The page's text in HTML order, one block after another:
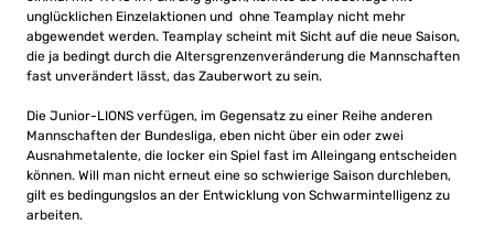
unglücklichen Einzelaktionen und ohne Teamplay nicht mehr
abgewendet werden. Teamplay scheint mit Sicht auf die neue Saison,
die ja bedingt durch die Altersgrenzenveränderung die Mannschaften
fast unverändert lässt, das Zauberwort zu sein.
Die Junior-LIONS verfügen, im Gegensatz zu einer Reihe anderen
Mannschaften der Bundesliga, eben nicht über ein oder zwei
Ausnahmetalente, die locker ein Spiel fast im Alleingang entscheiden
können. Will man nicht erneut eine so schwierige Saison durchleben,
gilt es bedingungslos an der Entwicklung von Schwarmintelligenz zu
arbeiten.